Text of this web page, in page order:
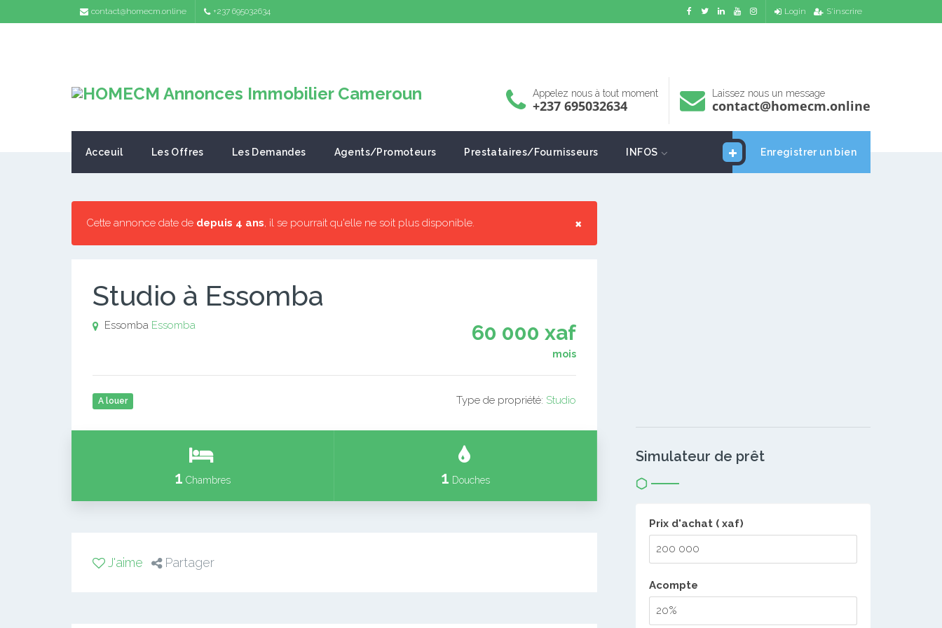
contact@homecm.online +237 695032634 Login S'inscrire
Appelez nous à tout moment
+237 695032634
Laissez nous un message
contact@homecm.online
Enregistrer un bien
Acceuil Les Offres Les Demandes Agents/Promoteurs Prestataires/Fournisseurs INFOS
×
Cette annonce date de depuis 4 ans, il se pourrait qu'elle ne soit plus disponible.
Studio à Essomba
60 000 xaf
mois
Essomba Essomba
A louer Type de propriété: Studio
1 Chambres 1 Douches
J'aime Partager
Simulateur de prêt
Prix d'achat ( xaf)
Acompte